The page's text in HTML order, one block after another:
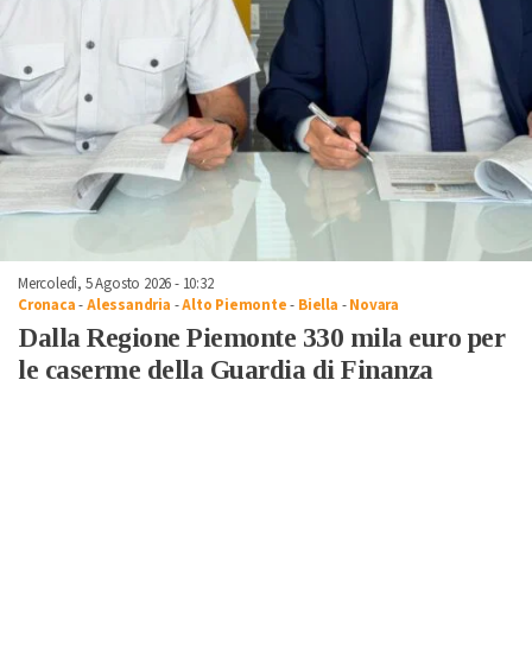
Mercoledì, 5 Agosto 2026 - 10:32
Cronaca-Alessandria -Alto Piemonte- Biella -Novara
Dalla Regione Piemonte 330 mila euro per
le caserme della Guardia di Finanza